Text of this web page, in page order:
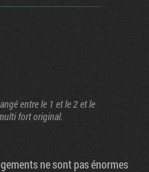
entre le 1 et le 2 et le
fort original.
ne sont pas énormes